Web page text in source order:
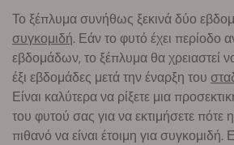
Το ξέπλυμα συνήθως ξεκινά δύο
συγκομιδή. Εάν το φυτό έχει περίοδο
εβδομάδων, το ξέπλυμα θα χρειαστεί
έξι εβδομάδες μετά την έναρξη του
Είναι καλύτερα να ρίξετε μια
του φυτού σας για να εκτιμήσετε πότε
πιθανό να είναι έτοιμη για